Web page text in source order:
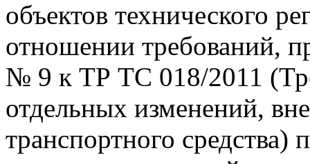
объектов технического
отношении требований,
№ 9 к ТР ТС 018/2011
отдельных изменений,
транспортного средства)